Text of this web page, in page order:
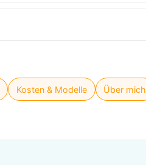
Kosten & Modelle Über mich